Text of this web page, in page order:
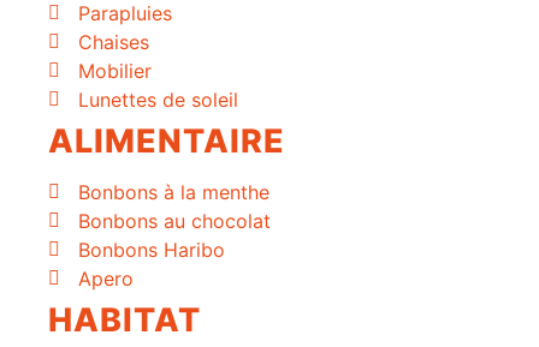
Parapluies
Chaises
Mobilier
Lunettes de soleil
ALIMENTAIRE
Bonbons à la menthe
Bonbons au chocolat
Bonbons Haribo
Apero
HABITAT